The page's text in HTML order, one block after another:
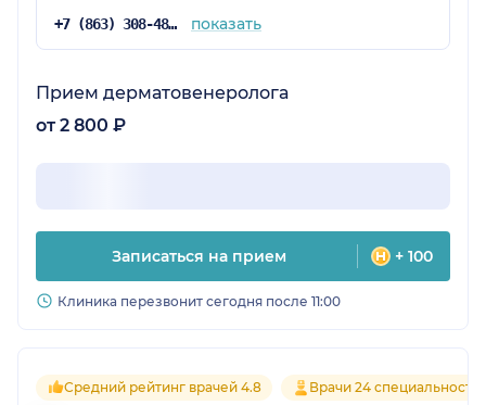
+7 (863) 308-48-57 показать
Прием дерматовенеролога
от 2 800 ₽
Записаться на прием + 100
Клиника перезвонит сегодня после 11:00
Средний рейтинг врачей 4.8 Врачи 24